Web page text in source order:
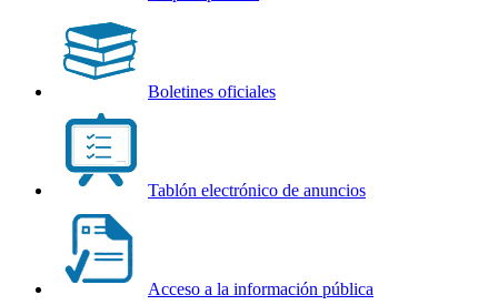
Boletines oficiales
Tablón electrónico de anuncios
Acceso a la información pública